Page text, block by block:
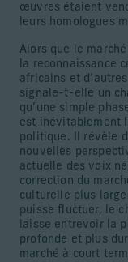
œuvres étaient
leurs homologues
Alors que le
la reconnaissance
africains et
signale-t-elle un
qu’une simple
est inévitablement
politique. Il révèle
nouvelles
actuelle des voix
correction du
culturelle plus
puisse fluctuer, le
laisse entrevoir la
profonde et plus
marché à court